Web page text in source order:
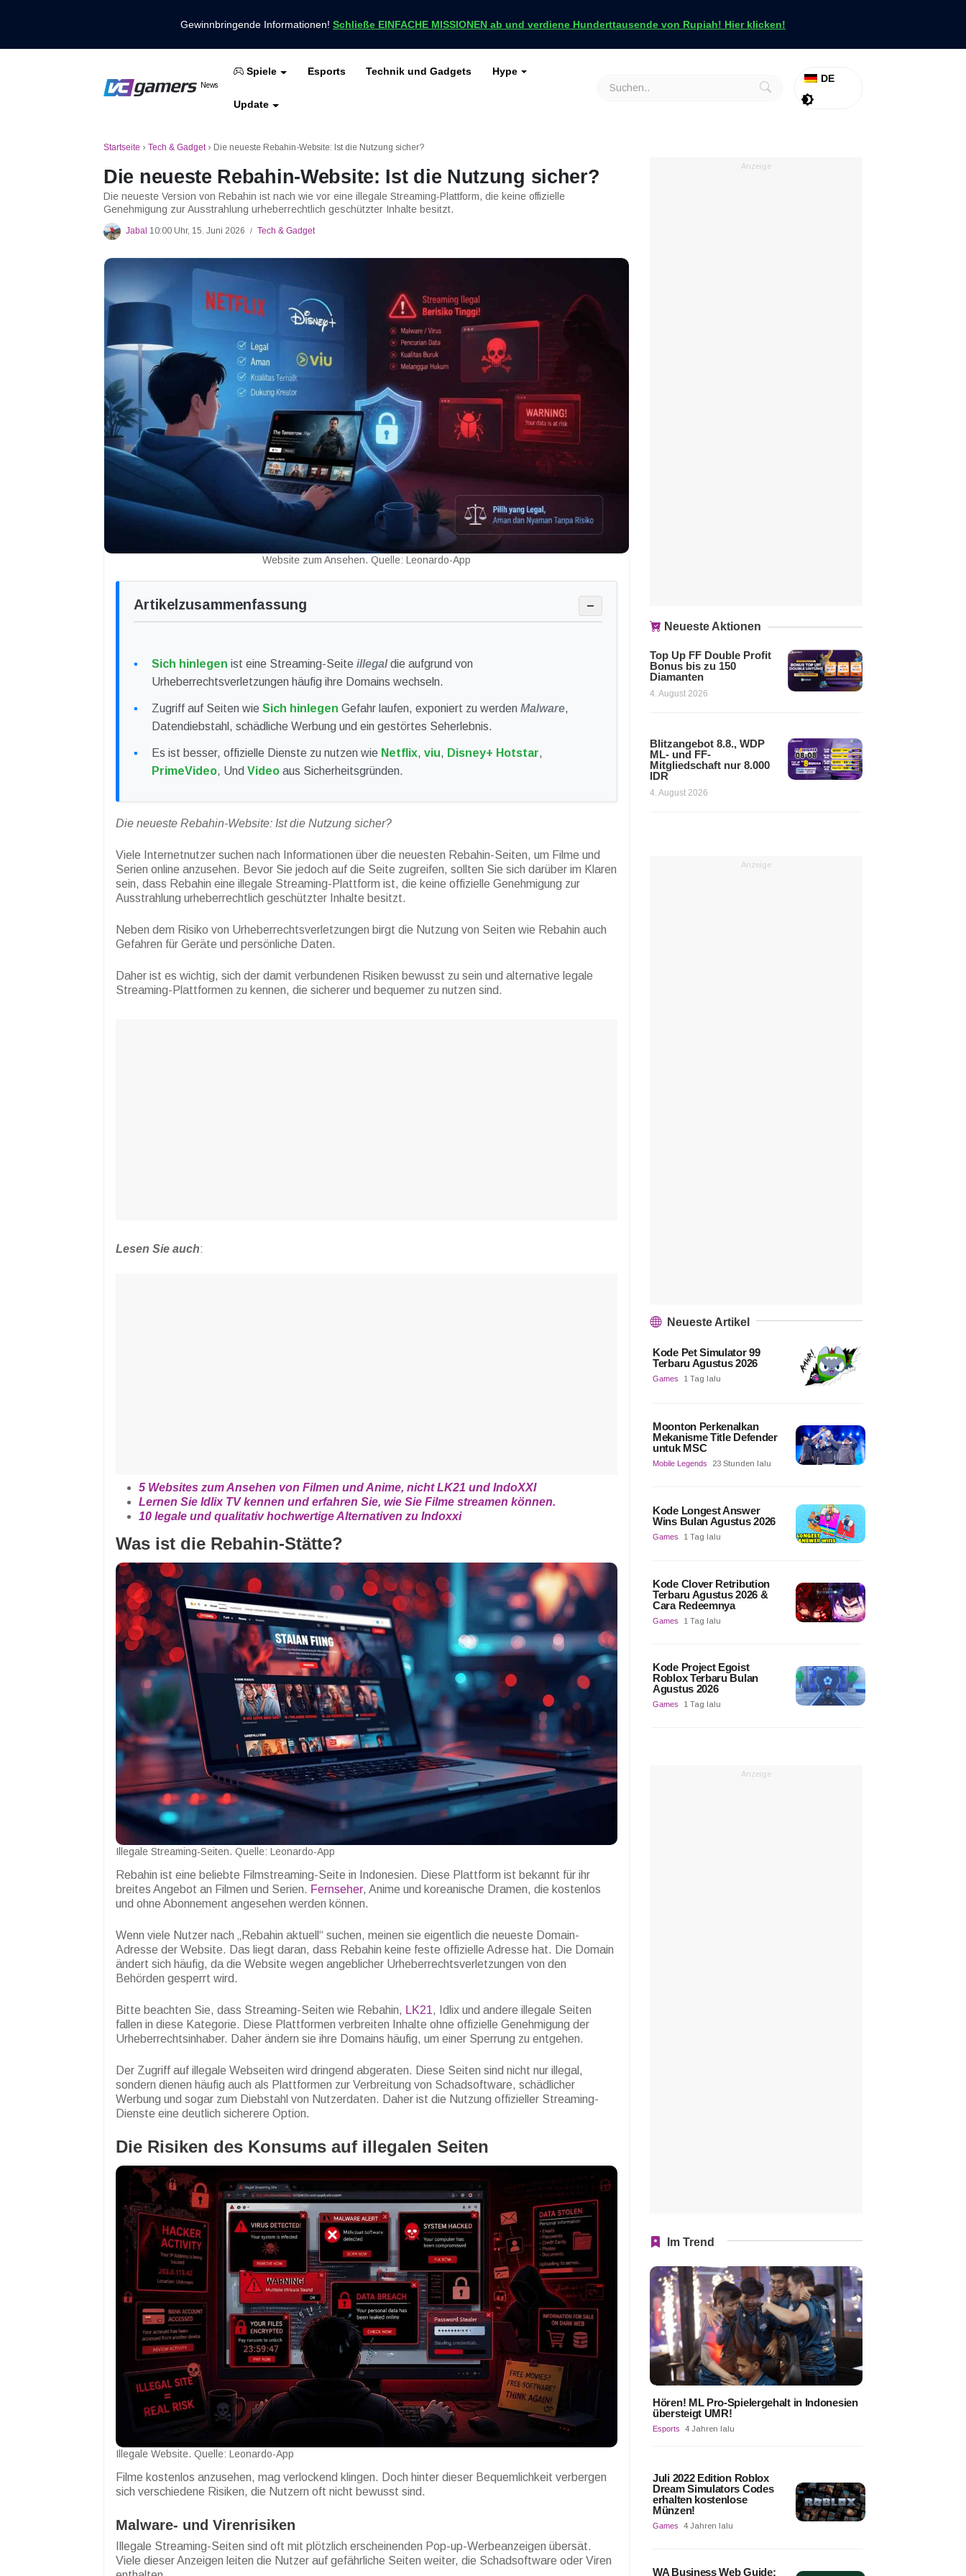
Gewinnbringende Informationen! Schließe EINFACHE MISSIONEN ab und verdiene Hunderttausende von Rupiah! Hier klicken!
VCGamers-Neuigkeiten
News
Holen Sie sich die neuesten Spielnachrichten nur bei VCGamers
Spiele Esports Technik und Gadgets Hype
Update
DE
Freies Feuer
Startseite › Tech & Gadget› Die neueste Rebahin-Website: Ist die Nutzung sicher?
Die neueste Rebahin-Website: Ist die Nutzung sicher?
Die neueste Version von Rebahin ist nach wie vor eine illegale Streaming-Plattform, die keine offizielle
Genehmigung zur Ausstrahlung urheberrechtlich geschützter Inhalte besitzt.
Jabal 10:00 Uhr, 15. Juni 2026 / Tech & Gadget
Website zum Ansehen. Quelle: Leonardo-App
Artikelzusammenfassung −
Sich hinlegen ist eine Streaming-Seite illegaldie aufgrund von
Urheberrechtsverletzungen häufig ihre Domains wechseln.
Zugriff auf Seiten wie Sich hinlegen Gefahr laufen, exponiert zu werden Malware,
Datendiebstahl, schädliche Werbung und ein gestörtes Seherlebnis.
Es ist besser, offizielle Dienste zu nutzen wie Netflix, viu, Disney+ Hotstar,
PrimeVideo, Und Video aus Sicherheitsgründen.
Die neueste Rebahin-Website: Ist die Nutzung sicher?
Viele Internetnutzer suchen nach Informationen über die neuesten Rebahin-Seiten, um Filme und
Serien online anzusehen. Bevor Sie jedoch auf die Seite zugreifen, sollten Sie sich darüber im Klaren
sein, dass Rebahin eine illegale Streaming-Plattform ist, die keine offizielle Genehmigung zur
Ausstrahlung urheberrechtlich geschützter Inhalte besitzt.
Neben dem Risiko von Urheberrechtsverletzungen birgt die Nutzung von Seiten wie Rebahin auch
Gefahren für Geräte und persönliche Daten.
Daher ist es wichtig, sich der damit verbundenen Risiken bewusst zu sein und alternative legale
Streaming-Plattformen zu kennen, die sicherer und bequemer zu nutzen sind.
Lesen Sie auch:
5 Websites zum Ansehen von Filmen und Anime, nicht LK21 und IndoXXI
Lernen Sie Idlix TV kennen und erfahren Sie, wie Sie Filme streamen können.
10 legale und qualitativ hochwertige Alternativen zu Indoxxi
Was ist die Rebahin-Stätte?
Illegale Streaming-Seiten. Quelle: Leonardo-App
Rebahin ist eine beliebte Filmstreaming-Seite in Indonesien. Diese Plattform ist bekannt für ihr
breites Angebot an Filmen und Serien. Fernseher, Anime und koreanische Dramen, die kostenlos
und ohne Abonnement angesehen werden können.
Wenn viele Nutzer nach „Rebahin aktuell“ suchen, meinen sie eigentlich die neueste Domain-
Adresse der Website. Das liegt daran, dass Rebahin keine feste offizielle Adresse hat. Die Domain
ändert sich häufig, da die Website wegen angeblicher Urheberrechtsverletzungen von den
Behörden gesperrt wird.
Bitte beachten Sie, dass Streaming-Seiten wie Rebahin, LK21, Idlix und andere illegale Seiten
fallen in diese Kategorie. Diese Plattformen verbreiten Inhalte ohne offizielle Genehmigung der
Urheberrechtsinhaber. Daher ändern sie ihre Domains häufig, um einer Sperrung zu entgehen.
Der Zugriff auf illegale Webseiten wird dringend abgeraten. Diese Seiten sind nicht nur illegal,
sondern dienen häufig auch als Plattformen zur Verbreitung von Schadsoftware, schädlicher
Werbung und sogar zum Diebstahl von Nutzerdaten. Daher ist die Nutzung offizieller Streaming-
Dienste eine deutlich sicherere Option.
Die Risiken des Konsums auf illegalen Seiten
Illegale Website. Quelle: Leonardo-App
Filme kostenlos anzusehen, mag verlockend klingen. Doch hinter dieser Bequemlichkeit verbergen
sich verschiedene Risiken, die Nutzern oft nicht bewusst sind.
Malware- und Virenrisiken
Illegale Streaming-Seiten sind oft mit plötzlich erscheinenden Pop-up-Werbeanzeigen übersät.
Viele dieser Anzeigen leiten die Nutzer auf gefährliche Seiten weiter, die Schadsoftware oder Viren
Anzeige
Neueste Aktionen
Top Up FF Double Profit
Bonus bis zu 150
Diamanten
4. August 2026
Blitzangebot 8.8., WDP
ML- und FF-
Mitgliedschaft nur 8.000
IDR
4. August 2026
Anzeige
Neueste Artikel
Kode Pet Simulator 99
Terbaru Agustus 2026
Games 1 Tag lalu
Moonton Perkenalkan
Mekanisme Title Defender
untuk MSC
Mobile Legends 23 Stunden lalu
Kode Longest Answer
Wins Bulan Agustus 2026
Games 1 Tag lalu
Kode Clover Retribution
Terbaru Agustus 2026 &
Cara Redeemnya
Games 1 Tag lalu
Kode Project Egoist
Roblox Terbaru Bulan
Agustus 2026
Games 1 Tag lalu
Anzeige
Im Trend
Hören! ML Pro-Spielergehalt in Indonesien
übersteigt UMR!
Esports 4 Jahren lalu
Juli 2022 Edition Roblox
Dream Simulators Codes
erhalten kostenlose
Münzen!
Games 4 Jahren lalu
WA Business Web Guide: